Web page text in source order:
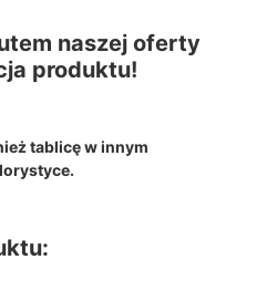
naszej oferty
produktu!
tablicę w innym